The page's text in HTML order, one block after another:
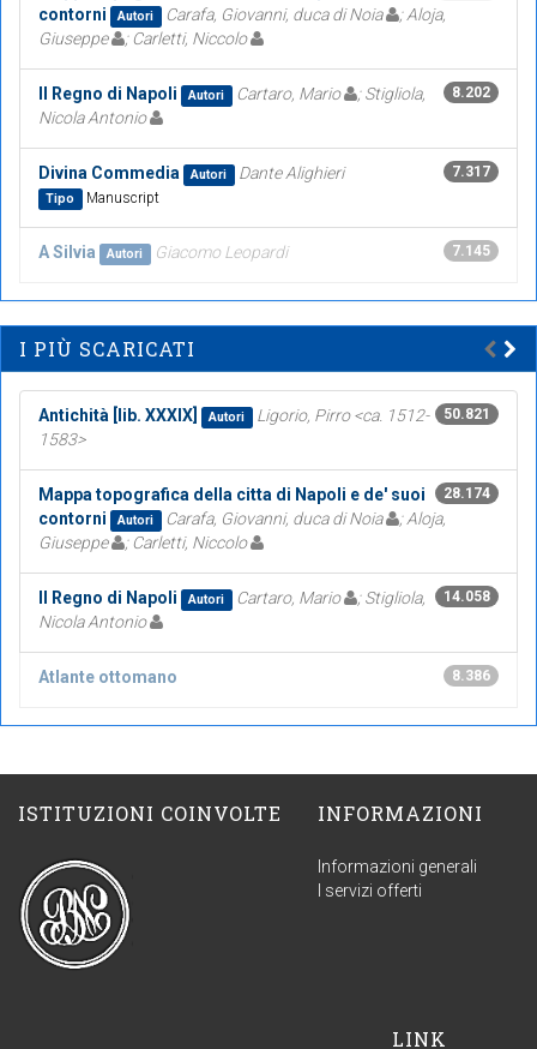
contorni
Autori Carafa, Giovanni, duca di Noia
; Aloja,
Giuseppe
; Carletti, Niccolo
8.202
Il Regno di Napoli Autori Cartaro, Mario
; Stigliola,
Nicola Antonio
7.317
Divina Commedia Autori Dante Alighieri
Tipo Manuscript
7.145
A Silvia Autori Giacomo Leopardi
I PIÙ SCARICATI
50.821
Antichità [lib. XXXIX] Autori
Ligorio, Pirro <ca. 1512-
1583>
28.174
Mappa topografica della citta di Napoli e de' suoi
contorni
Autori Carafa, Giovanni, duca di Noia
; Aloja,
Giuseppe
; Carletti, Niccolo
14.058
Il Regno di Napoli Autori Cartaro, Mario
; Stigliola,
Nicola Antonio
8.386
Atlante ottomano
ISTITUZIONI COINVOLTE INFORMAZIONI
Informazioni generali
I servizi offerti
LINK